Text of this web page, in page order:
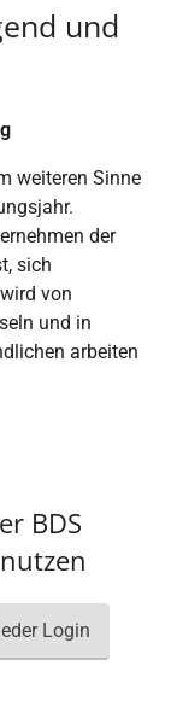
und
weiteren Sinne
der
sich
von
und in
arbeiten
BDS
Login